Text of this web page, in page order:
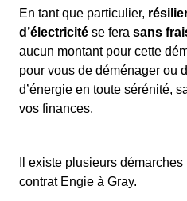
En tant que particulier,
d’électricité se fera sans
aucun montant pour cette
pour vous de déménager ou
d’énergie en toute sérénité,
vos finances.
Il existe plusieurs
contrat Engie à Gray.